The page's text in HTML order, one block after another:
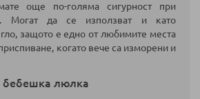
още по-голяма сигурност при
Могат да се използват и като
защото е едно от любимите места
когато вече са изморени и
бебешка люлка